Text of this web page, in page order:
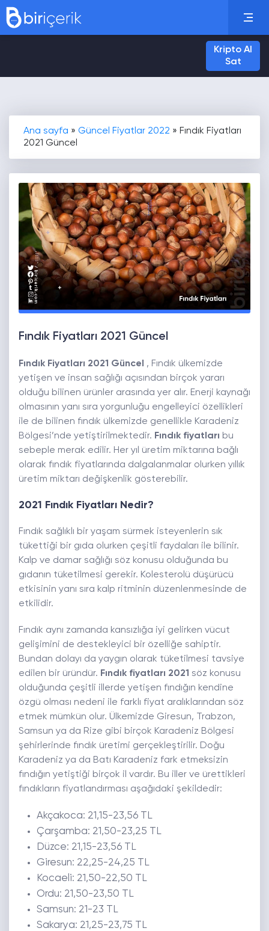
Kripto Al
Sat
Ana sayfa » Güncel Fiyatlar 2022 » Fındık Fiyatları
2021 Güncel
Fındık Fiyatları 2021 Güncel
Fındık Fiyatları 2021 Güncel
, Fındık ülkemizde
yetişen ve insan sağlığı açısından birçok yararı
olduğu bilinen ürünler arasında yer alır. Enerji kaynağı
olmasının yanı sıra yorgunluğu engelleyici özellikleri
ile de bilinen fındık ülkemizde genellikle Karadeniz
Bölgesi’nde yetiştirilmektedir. Fındık fiyatları bu
sebeple merak edilir. Her yıl üretim miktarına bağlı
olarak fındık fiyatlarında dalgalanmalar olurken yıllık
üretim miktarı değişkenlik gösterebilir.
2021 Fındık Fiyatları Nedir?
Fındık sağlıklı bir yaşam sürmek isteyenlerin sık
tükettiği bir gıda olurken çeşitli faydaları ile bilinir.
Kalp ve damar sağlığı söz konusu olduğunda bu
gıdanın tüketilmesi gerekir. Kolesterolü düşürücü
etkisinin yanı sıra kalp ritminin düzenlenmesinde de
etkilidir.
Fındık aynı zamanda kansızlığa iyi gelirken vücut
gelişimini de destekleyici bir özelliğe sahiptir.
Bundan dolayı da yaygın olarak tüketilmesi tavsiye
edilen bir üründür. Fındık fiyatları 2021 söz konusu
olduğunda çeşitli illerde yetişen fındığın kendine
özgü olması nedeni ile farklı fiyat aralıklarından söz
etmek mümkün olur. Ülkemizde Giresun, Trabzon,
Samsun ya da Rize gibi birçok Karadeniz Bölgesi
şehirlerinde fındık üretimi gerçekleştirilir. Doğu
Karadeniz ya da Batı Karadeniz fark etmeksizin
fındığın yetiştiği birçok il vardır. Bu iller ve ürettikleri
fındıkların fiyatlandırması aşağıdaki şekildedir:
Akçakoca: 21,15-23,56 TL
Çarşamba: 21,50-23,25 TL
Düzce: 21,15-23,56 TL
Giresun: 22,25-24,25 TL
Kocaeli: 21,50-22,50 TL
Ordu: 21,50-23,50 TL
Samsun: 21-23 TL
Sakarya: 21,25-23,75 TL